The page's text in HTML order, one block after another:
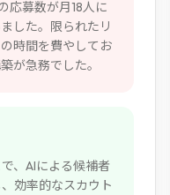
応募数が月18人に
した。限られたリ
時間を費やしてお
が急務でした。
、AIによる候補者
効率的なスカウト